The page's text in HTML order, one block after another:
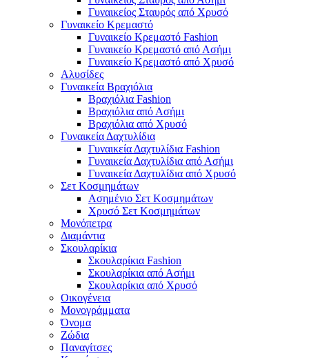
Γυναικείος Σταυρός από Χρυσό
Γυναικείο Κρεμαστό
Γυναικείο Κρεμαστό Fashion
Γυναικείο Κρεμαστό από Ασήμι
Γυναικείο Κρεμαστό από Χρυσό
Αλυσίδες
Γυναικεία Βραχιόλια
Βραχιόλια Fashion
Βραχιόλια από Ασήμι
Βραχιόλια από Χρυσό
Γυναικεία Δαχτυλίδια
Γυναικεία Δαχτυλίδια Fashion
Γυναικεία Δαχτυλίδια από Ασήμι
Γυναικεία Δαχτυλίδια από Χρυσό
Σετ Κοσμημάτων
Ασημένιο Σετ Κοσμημάτων
Χρυσό Σετ Κοσμημάτων
Μονόπετρα
Διαμάντια
Σκουλαρίκια
Σκουλαρίκια Fashion
Σκουλαρίκια από Ασήμι
Σκουλαρίκια από Χρυσό
Οικογένεια
Μονογράμματα
Όνομα
Ζώδια
Παναγίτσες